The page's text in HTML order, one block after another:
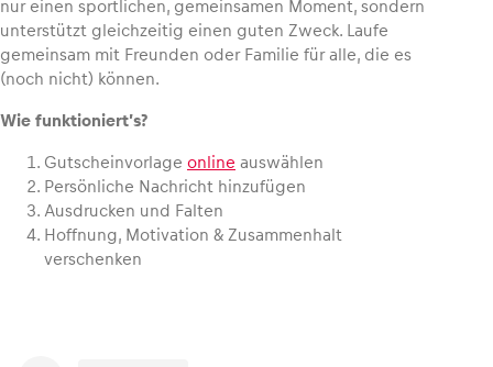
nur einen sportlichen, gemeinsamen Moment, sondern
unterstützt gleichzeitig einen guten Zweck. Laufe
gemeinsam mit Freunden oder Familie für alle, die es
(noch nicht) können.
Wie funktioniert’s?
Gutscheinvorlage online auswählen
Persönliche Nachricht hinzufügen
Ausdrucken und Falten
Hoffnung, Motivation & Zusammenhalt
verschenken